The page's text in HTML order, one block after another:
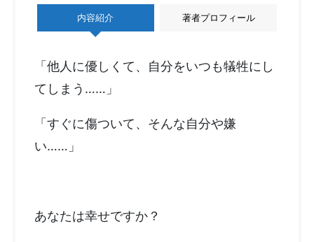
内容紹介 著者プロフィール
「他人に優しくて、自分をいつも犠牲にし
てしまう……」
「すぐに傷ついて、そんな自分や嫌
い……」
あなたは幸せですか？